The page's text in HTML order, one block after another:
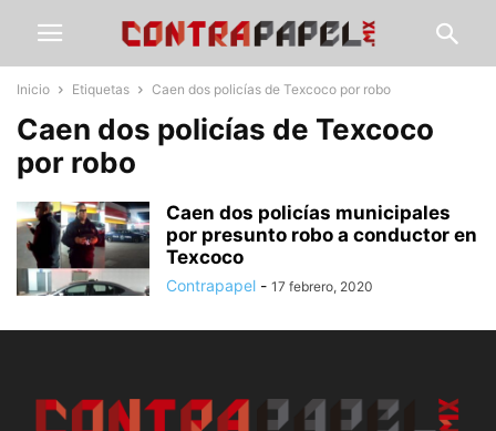
Inicio Etiquetas Caen dos policías de Texcoco por robo
Caen dos policías de Texcoco
por robo
Caen dos policías municipales
por presunto robo a conductor en
Texcoco
Contrapapel - 17 febrero, 2020